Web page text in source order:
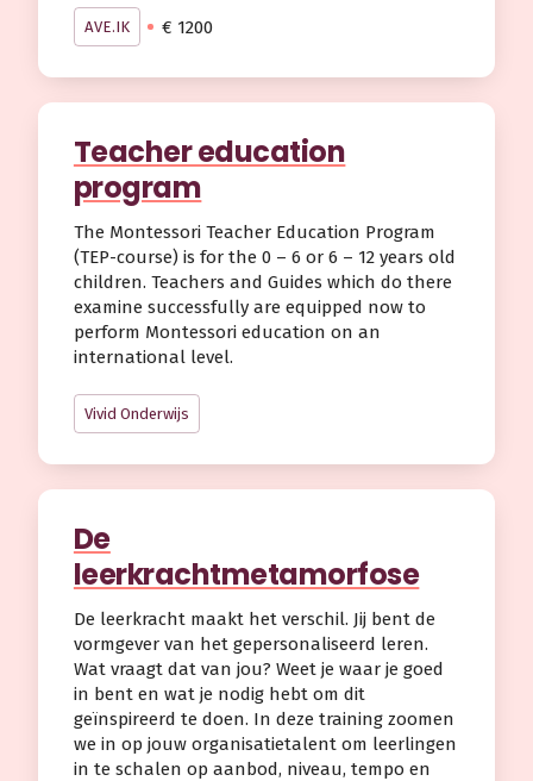
AVE.IK € 1200
Teacher education
program
The Montessori Teacher Education Program
(TEP-course) is for the 0 – 6 or 6 – 12 years old
children. Teachers and Guides which do there
examine successfully are equipped now to
perform Montessori education on an
international level.
Vivid Onderwijs
De
leerkrachtmetamorfose
De leerkracht maakt het verschil. Jij bent de
vormgever van het gepersonaliseerd leren.
Wat vraagt dat van jou? Weet je waar je goed
in bent en wat je nodig hebt om dit
geïnspireerd te doen. In deze training zoomen
we in op jouw organisatietalent om leerlingen
in te schalen op aanbod, niveau, tempo en